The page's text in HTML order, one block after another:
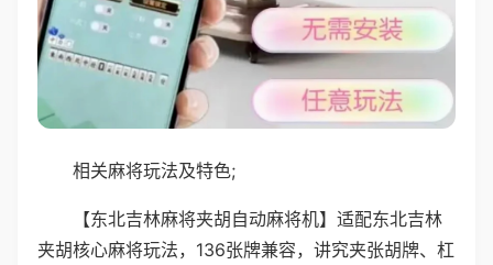
相关麻将玩法及特色;
【东北吉林麻将夹胡自动麻将机】适配东北吉林
夹胡核心麻将玩法，136张牌兼容，讲究夹张胡牌、杠